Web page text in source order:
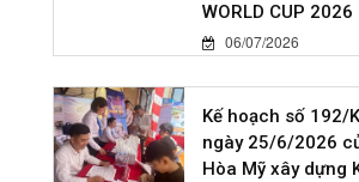
WORLD CUP 2026
06/07/2026
Kế hoạch số 192/
ngày 25/6/2026
Hòa Mỹ xây dựng